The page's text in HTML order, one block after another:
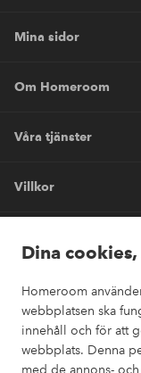
Dina
Homeroom
webbplatsen ska
innehåll och för att
webbplats. Denna
med de annons-
Mina sidor
Om Homeroom
Våra tjänster
Villkor